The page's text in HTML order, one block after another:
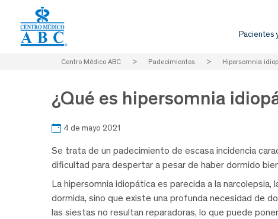
Pacientes
Centro Médico ABC > Padecimientos > Hipersomnia
¿Qué es hipersomnia
4 de mayo 2021
Se trata de un padecimiento de escasa incidencia
dificultad para despertar a pesar de haber dormido
La hipersomnia idiopática es parecida a la
dormida, sino que existe una profunda necesidad de
las siestas no resultan reparadoras, lo que puede